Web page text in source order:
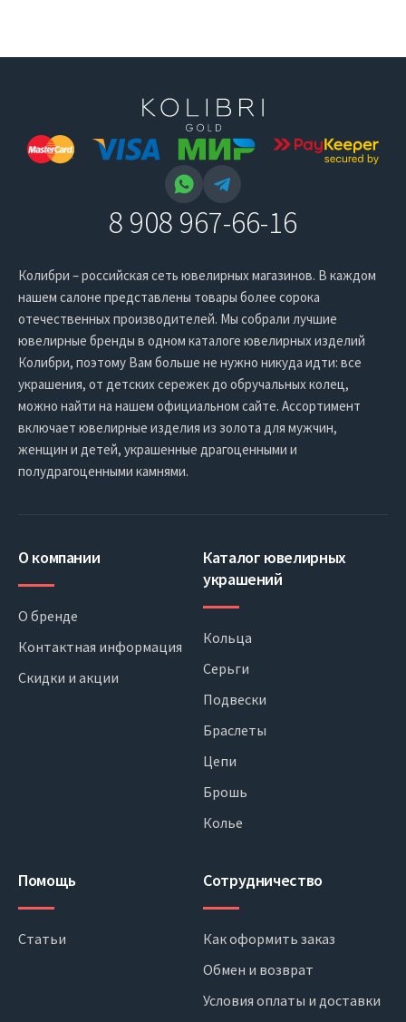
8 908 967-66-16
Колибри – российская сеть ювелирных магазинов. В каждом
нашем салоне представлены товары более сорока
отечественных производителей. Мы собрали лучшие
ювелирные бренды в одном каталоге ювелирных изделий
Колибри, поэтому Вам больше не нужно никуда идти: все
украшения, от детских сережек до обручальных колец,
можно найти на нашем официальном сайте. Ассортимент
включает ювелирные изделия из золота для мужчин,
женщин и детей, украшенные драгоценными и
полудрагоценными камнями.
О компании
О бренде
Контактная информация
Скидки и акции
Каталог ювелирных
украшений
Кольца
Серьги
Подвески
Браслеты
Цепи
Брошь
Колье
Помощь
Статьи
Сотрудничество
Как оформить заказ
Обмен и возврат
Условия оплаты и доставки